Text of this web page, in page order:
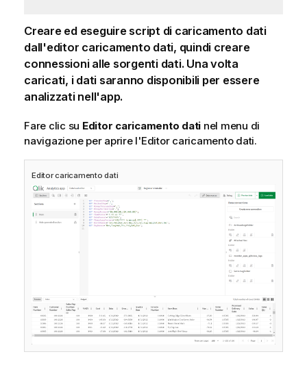
Creare ed eseguire script di caricamento dati
dall'editor caricamento dati, quindi creare
connessioni alle sorgenti dati. Una volta
caricati, i dati saranno disponibili per essere
analizzati nell'app.
Fare clic su Editor caricamento dati nel menu di
navigazione per aprire l'Editor caricamento dati.
Editor caricamento dati